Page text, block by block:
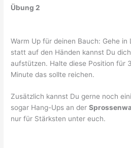
Übung 2
Warm Up für deinen Bauch: Gehe
statt auf den Händen kannst Du
aufstützen. Halte diese Position für
Minute das sollte reichen.
Zusätzlich kannst Du gerne noch
sogar Hang-Ups an der
nur für Stärksten unter euch.